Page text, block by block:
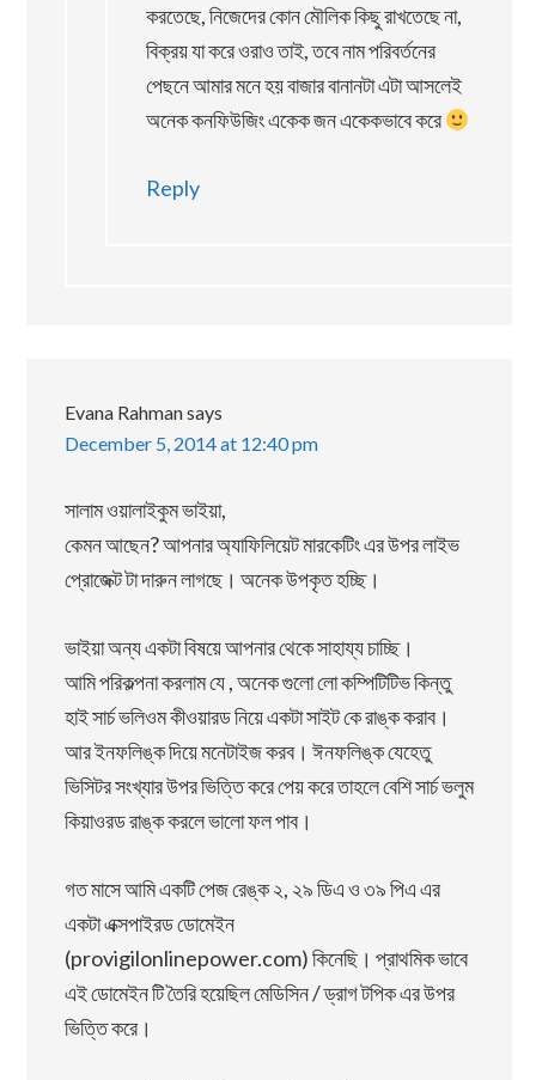
করতেছে, নিজেদের কোন মৌলিক কিছু রাখতেছে না,
বিক্রয় যা করে ওরাও তাই, তবে নাম পরিবর্তনের
পেছনে আমার মনে হয় বাজার বানানটা এটা আসলেই
অনেক কনফিউজিং একেক জন একেকভাবে করে
Reply
Evana Rahmansays
December 5, 2014 at 12:40 pm
সালাম ওয়ালাইকুম ভাইয়া,
কেমন আছেন? আপনার অ্যাফিলিয়েট মারকেটিং এর উপর লাইভ
প্রোজেক্ট টা দারুন লাগছে। অনেক উপকৃত হচ্ছি।
ভাইয়া অন্য একটা বিষয়ে আপনার থেকে সাহায্য চাচ্ছি।
আমি পরিকল্পনা করলাম যে , অনেক গুলো লো কম্পিটিটিভ কিন্তু
হাই সার্চ ভলিওম কীওয়ারড নিয়ে একটা সাইট কে রাঙ্ক করাব।
আর ইনফলিঙ্ক দিয়ে মনেটাইজ করব। ঈনফলিঙ্ক যেহেতু
ভিসিটর সংখ্যার উপর ভিত্তি করে পেয় করে তাহলে বেশি সার্চ ভলুম
কিয়াওরড রাঙ্ক করলে ভালো ফল পাব।
গত মাসে আমি একটি পেজ রেঙ্ক ২, ২৯ ডিএ ও ৩৯ পিএ এর
একটা এক্সপাইরড ডোমেইন
(provigilonlinepower.com) কিনেছি। প্রাথমিক ভাবে
এই ডোমেইন টি তৈরি হয়েছিল মেডিসিন / ড্রাগ টপিক এর উপর
ভিত্তি করে।